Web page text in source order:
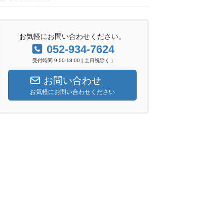
お気軽にお問い合わせください。
052-934-7624
受付時間 9:00-18:00 [ 土日祝除く ]
お問い合わせ
お気軽にお問い合わせください